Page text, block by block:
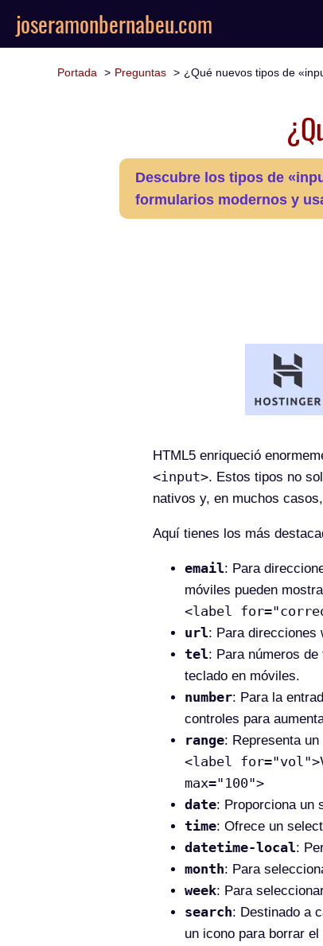
joseramonbernabeu.com
Portada Preguntas ¿Qué nuevos tipos de
Descubre los tipos de
formularios modernos y
HTML5 enriqueció
<input>. Estos tipos no
nativos y, en muchos
Aquí tienes los más
email: Para
móviles pueden
<label
url: Para direcciones
tel: Para números
teclado en móviles.
number: Para la
controles para
range: Representa
<label
max="100">
date: Proporciona un
time: Ofrece un
datetime-local:
month: Para
week: Para
search: Destinado a
un icono para borrar